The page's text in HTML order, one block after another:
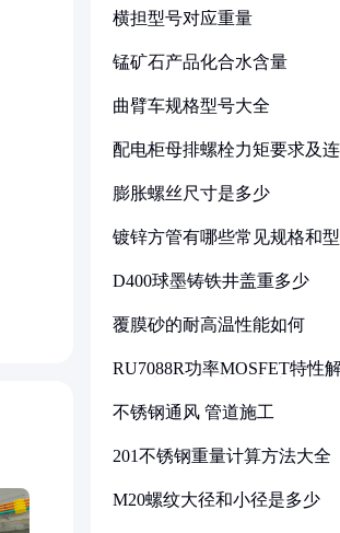
横担型号对应重量
锰矿石产品化合水含量
曲臂车规格型号大全
配电柜母排螺栓力矩要求及
膨胀螺丝尺寸是多少
镀锌方管有哪些常见规格和
D400球墨铸铁井盖重多少
覆膜砂的耐高温性能如何
RU7088R功率MOSFET特性
不锈钢通风 管道施工
201不锈钢重量计算方法大全
M20螺纹大径和小径是多少